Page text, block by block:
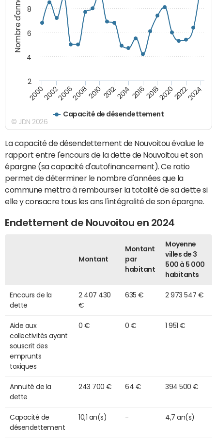
Nombre d'années
Capacité de désendettement
20002002200620082010 2012201420162018202020222024
2
4
6
8
© JDN 2026
La capacité de désendettement de Nouvoitou évalue le
rapport entre l'encours de la dette de Nouvoitou et son
épargne (sa capacité d'autofinancement). Ce ratio
permet de déterminer le nombre d'années que la
commune mettra à rembourser la totalité de sa dette si
elle y consacre tous les ans l'intégralité de son épargne.
Endettement de Nouvoitou en 2024
Montant
Montant
par
habitant
Moyenne
villes de 3
500 à 5 000
habitants
Encours de la
dette
2 407 430
€
635 € 2 973 547 €
Aide aux
collectivités ayant
souscrit des
emprunts
toxiques
0 € 0 € 1 951 €
Annuité de la
dette
243 700 € 64 € 394 500 €
Capacité de
désendettement
10,1 an(s) - 4,7 an(s)